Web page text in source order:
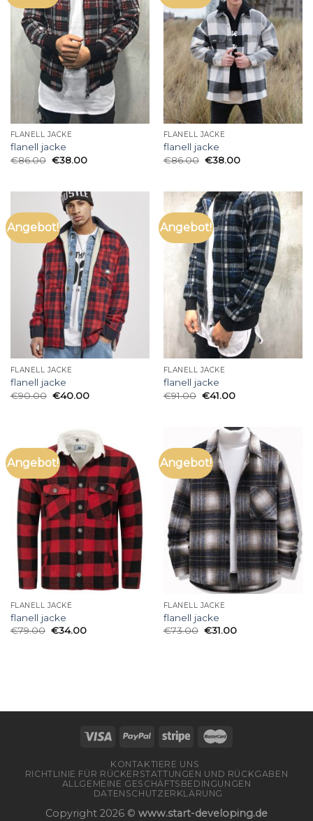
FLANELL JACKE
flanell jacke
€86.00 €38.00
FLANELL JACKE
flanell jacke
€86.00 €38.00
Angebot!
FLANELL JACKE
flanell jacke
€90.00 €40.00
Angebot!
FLANELL JACKE
flanell jacke
€91.00 €41.00
Angebot!
FLANELL JACKE
flanell jacke
€79.00 €34.00
Angebot!
FLANELL JACKE
flanell jacke
€73.00 €31.00
KONTAKTIERE UNS
RICHTLINIE FÜR RÜCKERSTATTUNGEN UND RÜCKGABEN
ALLGEMEINE GESCHÄFTSBEDINGUNGEN
DATENSCHUTZERKLÄRUNG
Copyright 2026 © www.start-developing.de